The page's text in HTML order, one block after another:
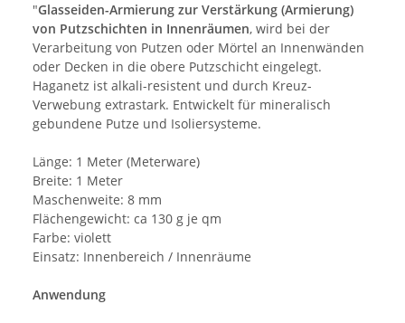
"Glasseiden-Armierung zur Verstärkung (Armierung)
von Putzschichten in Innenräumen, wird bei der
Verarbeitung von Putzen oder Mörtel an Innenwänden
oder Decken in die obere Putzschicht eingelegt.
Haganetz ist alkali-resistent und durch Kreuz-
Verwebung extrastark. Entwickelt für mineralisch
gebundene Putze und Isoliersysteme.
Länge: 1 Meter (Meterware)
Breite: 1 Meter
Maschenweite: 8 mm
Flächengewicht: ca 130 g je qm
Farbe: violett
Einsatz: Innenbereich / Innenräume
Anwendung